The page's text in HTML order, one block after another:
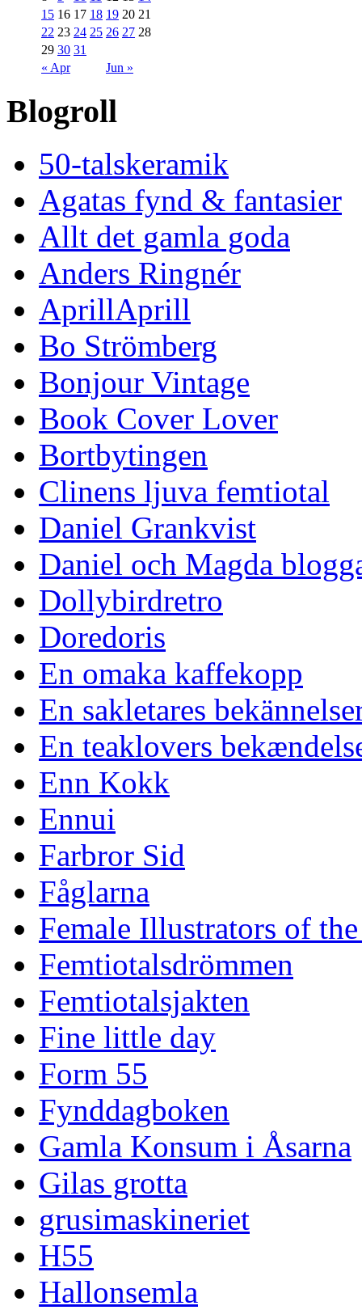
« Apr Jun »
15 16 17 18 19 20 21
22 23 24 25 26 27 28
29 30 31
Blogroll
50-talskeramik
Agatas fynd & fantasier
Allt det gamla goda
Anders Ringnér
AprillAprill
Bo Strömberg
Bonjour Vintage
Book Cover Lover
Bortbytingen
Clinens ljuva femtiotal
Daniel Grankvist
Daniel och Magda
Dollybirdretro
Doredoris
En omaka kaffekopp
En sakletares
En teaklovers
Enn Kokk
Ennui
Farbror Sid
Fåglarna
Female Illustrators of
Femtiotalsdrömmen
Femtiotalsjakten
Fine little day
Form 55
Fynddagboken
Gamla Konsum i Åsarna
Gilas grotta
grusimaskineriet
H55
Hallonsemla